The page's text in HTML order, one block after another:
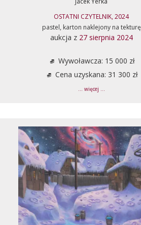
OSTATNI CZYTELNIK, 2024
pastel, karton naklejony na tekturę
aukcja z 27 sierpnia 2024
Wywoławcza: 15 000 zł
Cena uzyskana: 31 300 zł
... więcej ...